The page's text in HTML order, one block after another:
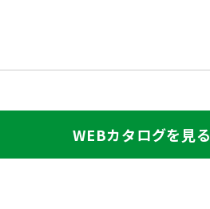
WEBカタログを見る